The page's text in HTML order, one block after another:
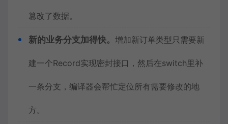
篡改了数据。
新的业务分支加得快。 增加新订单类型只需要新
建一个Record实现密封接口，然后在switch里补
一条分支，编译器会帮忙定位所有需要修改的地
方。